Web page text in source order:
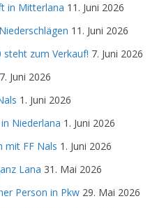
in Mitterlana 11. Juni 2026
11. Juni 2026
zum Verkauf! 7. Juni 2026
7. Juni 2026
1. Juni 2026
Niederlana 1. Juni 2026
mit FF Nals 1. Juni 2026
Lana 31. Mai 2026
Person in Pkw 29. Mai 2026